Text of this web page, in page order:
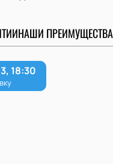
НАШИ ПРЕИМУЩЕСТВА